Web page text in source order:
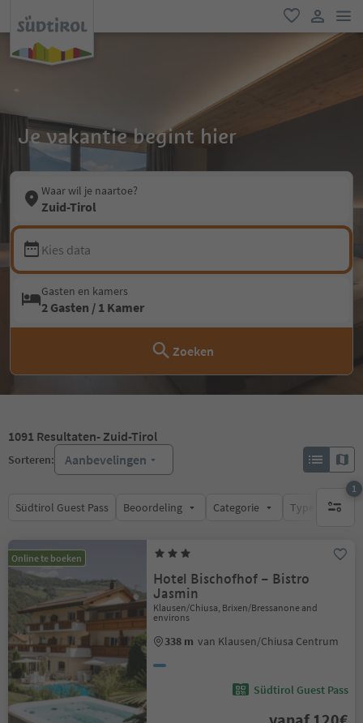
favoriet
Je vakantie begint hier
Waar wil je naartoe?
Zuid-Tirol
Kies data
Gasten en kamers
2 Gasten / 1 Kamer
Zoeken
1091 Resultaten- Zuid-Tirol
Sorteren: Aanbevelingen
Südtirol Guest Pass Beoordeling Categorie Type catering
1
1
Online te boeken
Hotel Bischofhof – Bistro
Jasmin
Klausen/Chiusa, Brixen/Bressanone and
environs
338 m van Klausen/Chiusa Centrum
Südtirol Guest Pass